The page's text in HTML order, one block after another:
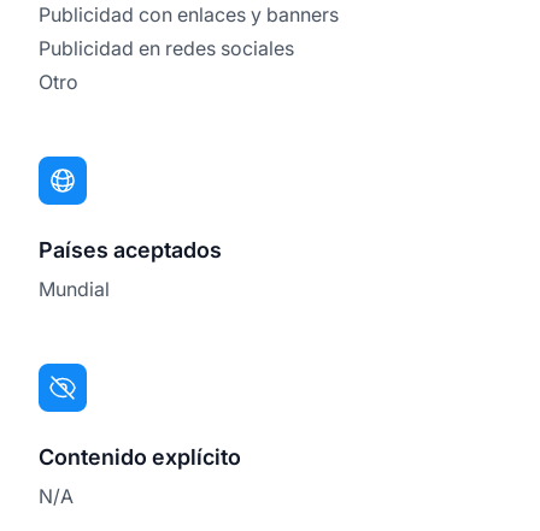
Publicidad con enlaces y banners
Publicidad en redes sociales
Otro
Países aceptados
Mundial
Contenido explícito
N/A